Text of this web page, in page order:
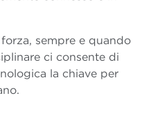
sempre e quando
ci consente di
la chiave per